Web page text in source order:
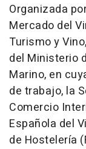
Organizada
Mercado del
Turismo y
del Ministerio
Marino, en
de trabajo, la
Comercio
Española del
de Hostelería